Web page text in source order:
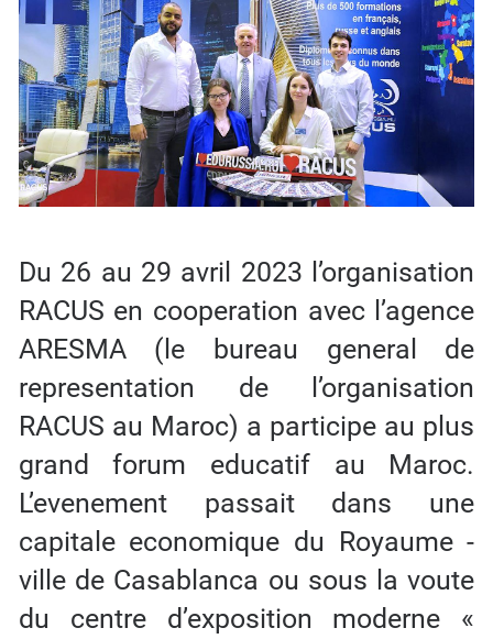
Du 26 au 29 avril 2023 l’organisation
RACUS en cooperation avec l’agence
ARESMA (le bureau general de
representation de l’organisation
RACUS au Maroc) a participe au plus
grand forum educatif au Maroc.
L’evenement passait dans une
capitale economique du Royaume -
ville de Casablanca ou sous la voute
du centre d’exposition moderne «